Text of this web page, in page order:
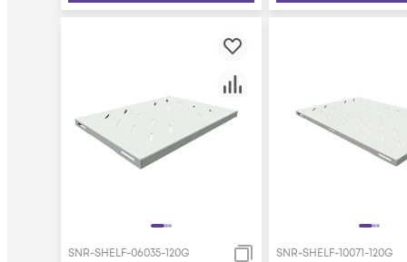
SNR-SHELF-06035-120G SNR-SHELF-10071-120G